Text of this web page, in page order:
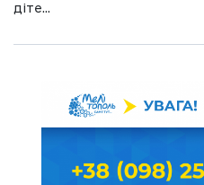
діте...